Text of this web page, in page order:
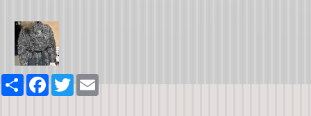
Share FacebookTwitter